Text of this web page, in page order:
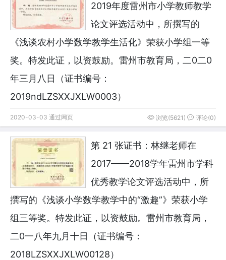
2019年度雷州市小学教师教学
论文评选活动中，所撰写的
《浅谈农村小学数学教学生活化》荣获小学组一等
奖。特发此证，以资鼓励。雷州市教育局，二0二0
年三月八日（证书编号：
2019ndLZSXXJXLW0003）
2020-03-03 通过网页 浏览(5621) 评论(0)
第 21 张证书：林继老师在
2017——2018学年雷州市学科
优秀教学论文评选活动中，所
撰写的《浅谈小学数学教学中的“激趣”》荣获小学
组三等奖。特发此证，以资鼓励。雷州市教育局，
二0一八年九月十日（证书编号：
2018LZSXXJXLW00128）